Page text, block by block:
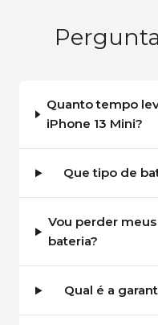
Quanto tempo
iPhone 13 Mini?
Que tipo de
Vou perder
bateria?
Qual é a